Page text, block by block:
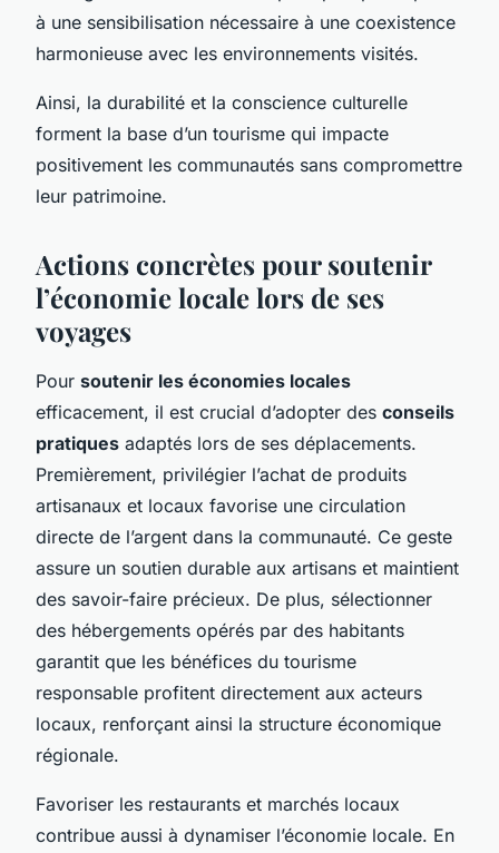
à une sensibilisation nécessaire à une coexistence
harmonieuse avec les environnements visités.
Ainsi, la durabilité et la conscience culturelle
forment la base d’un tourisme qui impacte
positivement les communautés sans compromettre
leur patrimoine.
Actions concrètes pour soutenir
l’économie locale lors de ses
voyages
Pour soutenir les économies locales
efficacement, il est crucial d’adopter des conseils
pratiques adaptés lors de ses déplacements.
Premièrement, privilégier l’achat de produits
artisanaux et locaux favorise une circulation
directe de l’argent dans la communauté. Ce geste
assure un soutien durable aux artisans et maintient
des savoir-faire précieux. De plus, sélectionner
des hébergements opérés par des habitants
garantit que les bénéfices du tourisme
responsable profitent directement aux acteurs
locaux, renforçant ainsi la structure économique
régionale.
Favoriser les restaurants et marchés locaux
contribue aussi à dynamiser l’économie locale. En